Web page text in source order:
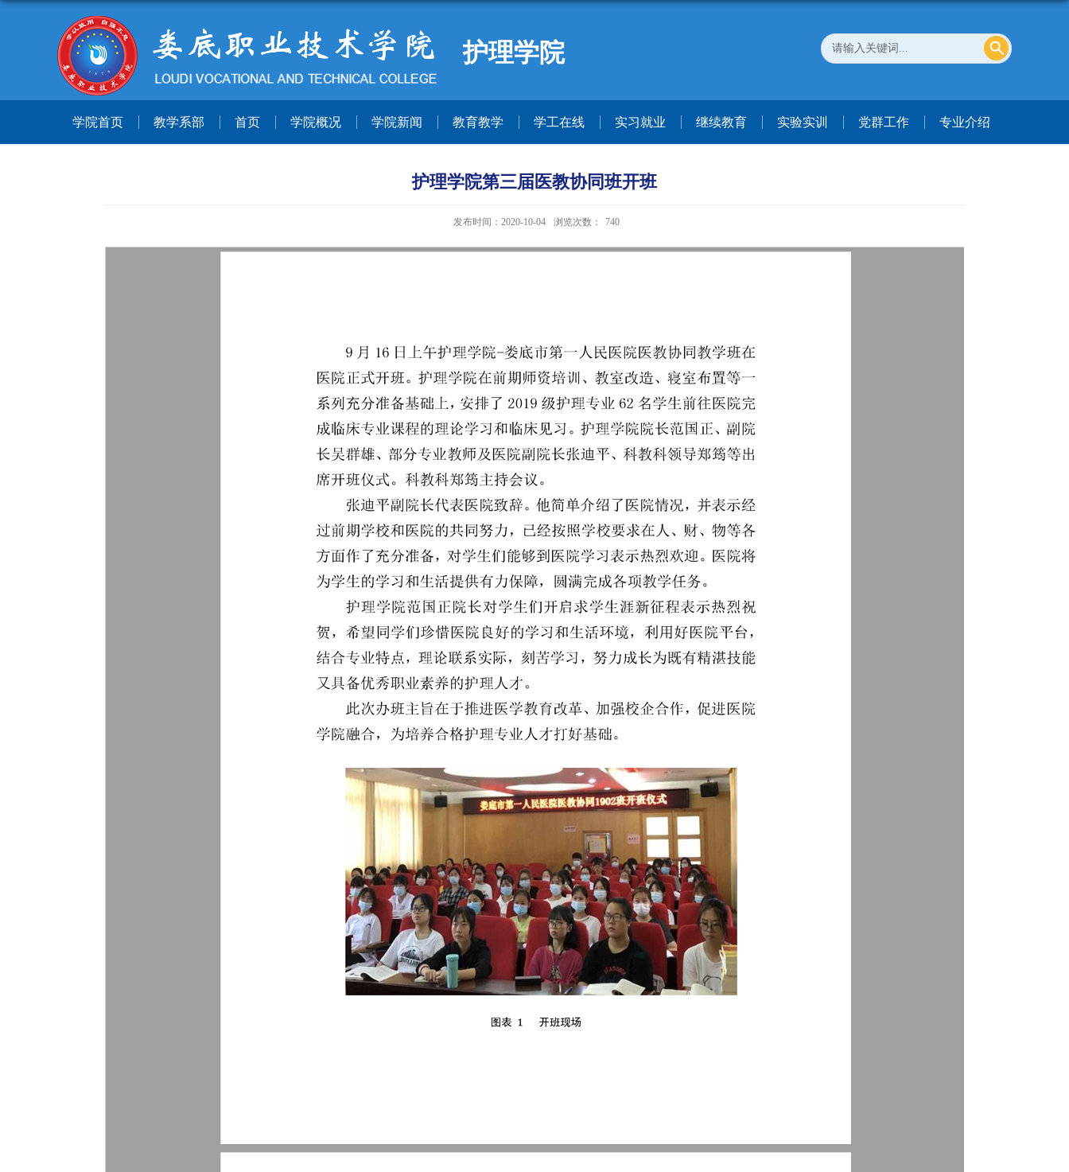
护理学院
学院首页 教学系部 首页 学院概况 学院新闻 教育教学 学工在线 实习就业 继续教育 实验实训 党群工作 专业介绍
护理学院第三届医教协同班开班
发布时间：2020-10-04 浏览次数： 740